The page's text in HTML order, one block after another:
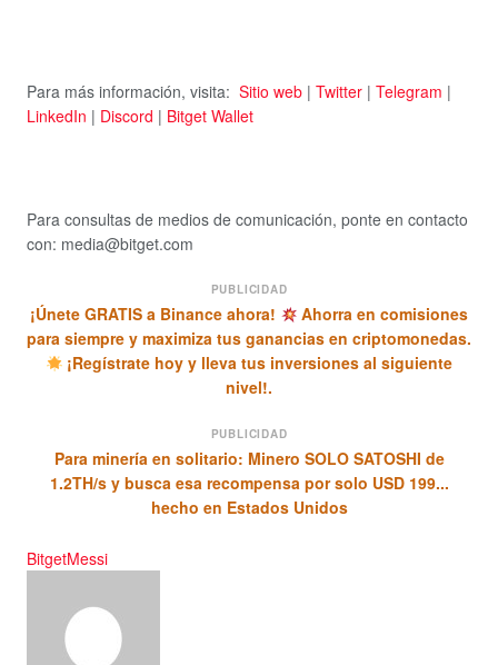
Para más información, visita: Sitio web | Twitter | Telegram |
LinkedIn | Discord | Bitget Wallet
Para consultas de medios de comunicación, ponte en contacto
con: media@bitget.com
PUBLICIDAD
¡Únete GRATIS a Binance ahora!
Ahorra en comisiones
para siempre y maximiza tus ganancias en criptomonedas.
¡Regístrate hoy y lleva tus inversiones al siguiente
nivel!.
PUBLICIDAD
Para minería en solitario: Minero SOLO SATOSHI de
1.2TH/s y busca esa recompensa por solo USD 199...
hecho en Estados Unidos
BitgetMessi